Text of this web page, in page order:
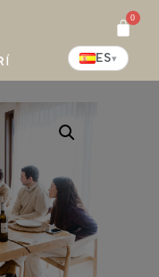
0
ES▾